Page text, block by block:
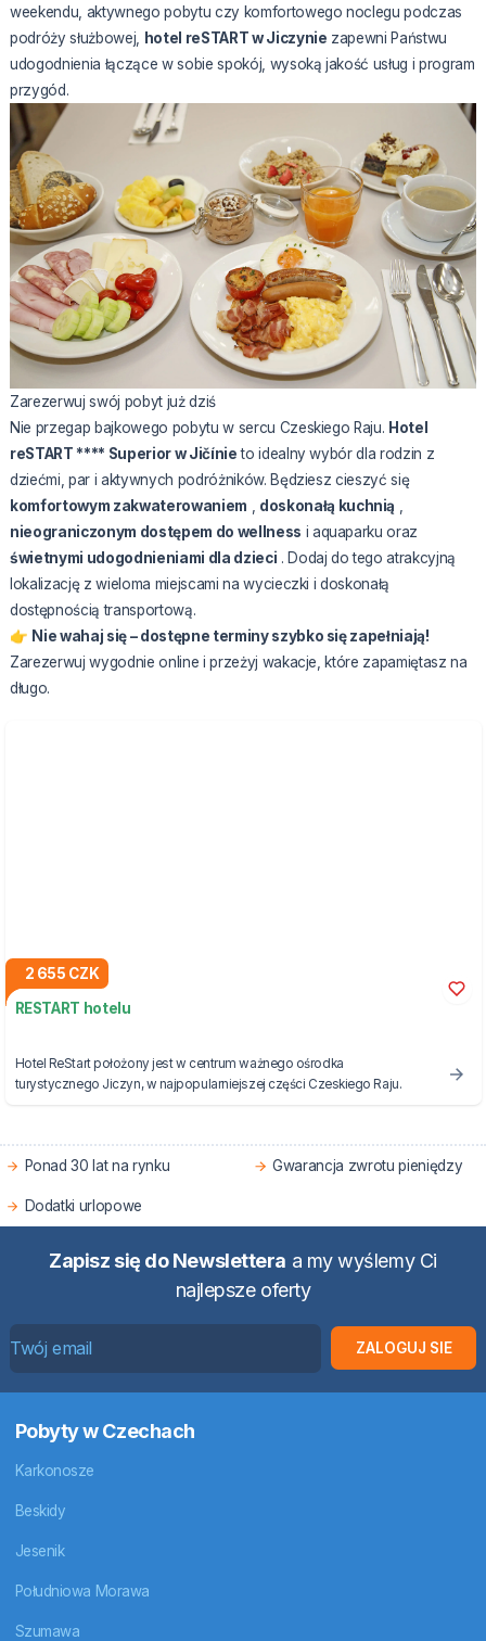
weekendu, aktywnego pobytu czy komfortowego noclegu podczas
podróży służbowej,
hotel reSTART w Jiczynie zapewni Państwu
udogodnienia łączące w sobie spokój, wysoką jakość usług i program
przygód.
Zarezerwuj swój pobyt już dziś
Nie przegap bajkowego pobytu w sercu Czeskiego Raju. Hotel
reSTART **** Superior w Jičínieto idealny wybór dla rodzin z
dziećmi, par i aktywnych podróżników. Będziesz cieszyć się
komfortowym zakwaterowaniem , doskonałą kuchnią ,
nieograniczonym dostępem do wellness i aquaparku oraz
świetnymi udogodnieniami dla dzieci . Dodaj do tego atrakcyjną
lokalizację z wieloma miejscami na wycieczki i doskonałą
dostępnością transportową.
👉 Nie wahaj się – dostępne terminy szybko się zapełniają!
Zarezerwuj wygodnie online i przeżyj wakacje, które zapamiętasz na
długo.
2 655 CZK
RESTART hotelu
Hotel ReStart położony jest w centrum ważnego ośrodka
turystycznego Jiczyn, w najpopularniejszej części Czeskiego Raju.
Ponad 30 lat na rynku Gwarancja zwrotu pieniędzy
Dodatki urlopowe
Zapisz się do Newslettera a my wyślemy Ci
najlepsze oferty
ZALOGUJ SIE
Pobyty w Czechach
Karkonosze
Beskidy
Jesenik
Południowa Morawa
Szumawa